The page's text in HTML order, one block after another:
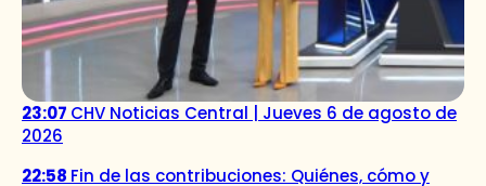
23:07 CHV Noticias Central | Jueves 6 de agosto de
2026
22:58 Fin de las contribuciones: Quiénes, cómo y